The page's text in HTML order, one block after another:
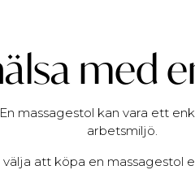
med
massagestol kan vara ett
arbetsmiljö.
att köpa en massagestol